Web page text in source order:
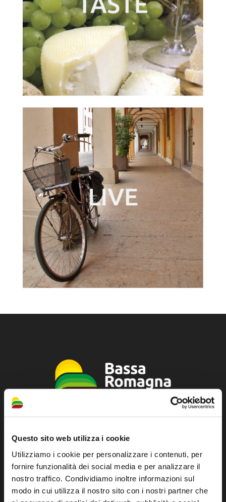
Questo sito web utilizza i cookie
Utilizziamo i cookie per personalizzare i contenuti, per
fornire funzionalità dei social media e per analizzare il
nostro traffico. Condividiamo inoltre informazioni sul
modo in cui utilizza il nostro sito con i nostri partner che
Municipalities of Bassa Romagna
Piazza della Libertà, 13
48012 Bagnacavallo (RA)
Tel. +39 0545 280898